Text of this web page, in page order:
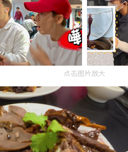
点击图片放大